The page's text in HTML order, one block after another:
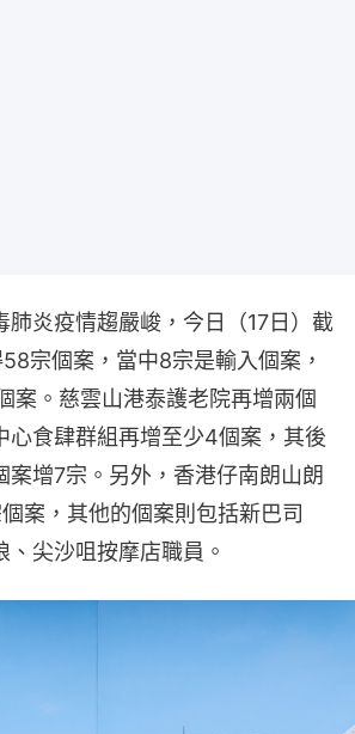
肺炎疫情趨嚴峻，今日（17日）截
宗個案，當中8宗是輸入個案，
案。慈雲山港泰護老院再增兩個
心食肆群組再增至少4個案，其後
案增7宗。另外，香港仔南朗山朗
案，其他的個案則包括新巴司
尖沙咀按摩店職員。